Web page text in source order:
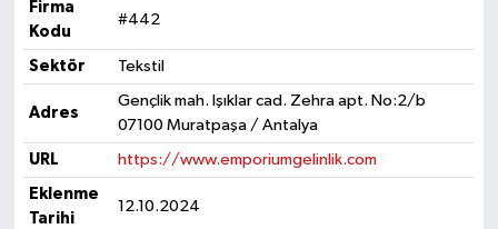
Firma
Kodu
#442
Sektör Tekstil
Adres
Gençlik mah. Işıklar cad. Zehra apt. No:2/b
07100 Muratpaşa / Antalya
URL https://www.emporiumgelinlik.com
Eklenme
Tarihi
12.10.2024